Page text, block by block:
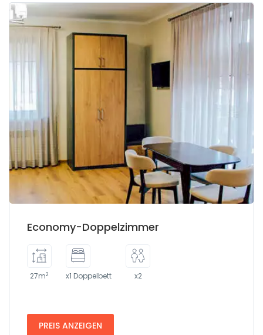
Economy-Doppelzimmer
27m2 x1 Doppelbett x2
PREIS ANZEIGEN